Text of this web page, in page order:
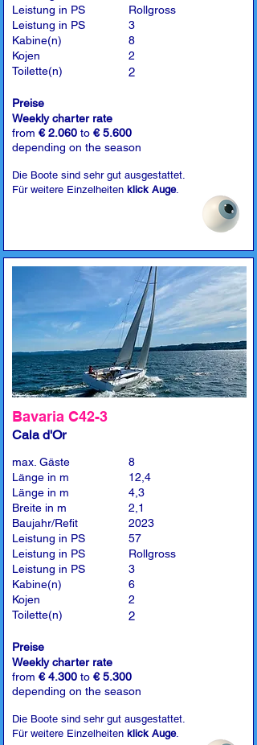
Leistung in PS
Leistung in PS
Kabine(n)
Kojen
Toilette(n)
Rollgross
3
8
2
2
Preise
Weekly charter rate
from € 2.060 to € 5.600
depending on the season
Die Boote sind sehr gut ausgestattet.
Für weitere Einzelheiten klick Auge.
Bavaria C42-3
Cala d'Or
max. Gäste
Länge in m
Länge in m
Breite in m
Baujahr/Refit
Leistung in PS
Leistung in PS
Leistung in PS
Kabine(n)
Kojen
Toilette(n)
8
12,4
4,3
2,1
2023
57
Rollgross
3
6
2
2
Preise
Weekly charter rate
from € 4.300 to € 5.300
depending on the season
Die Boote sind sehr gut ausgestattet.
Für weitere Einzelheiten klick Auge.